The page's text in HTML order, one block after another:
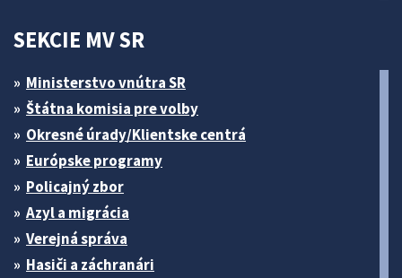
SEKCIE MV SR
Ministerstvo vnútra SR
Štátna komisia pre volby
Okresné úrady/Klientske centrá
Európske programy
Policajný zbor
Azyl a migrácia
Verejná správa
Hasiči a záchranári